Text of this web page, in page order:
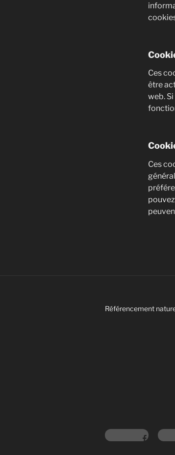
Ces
être
web.
Ces
Référencement
Facebook